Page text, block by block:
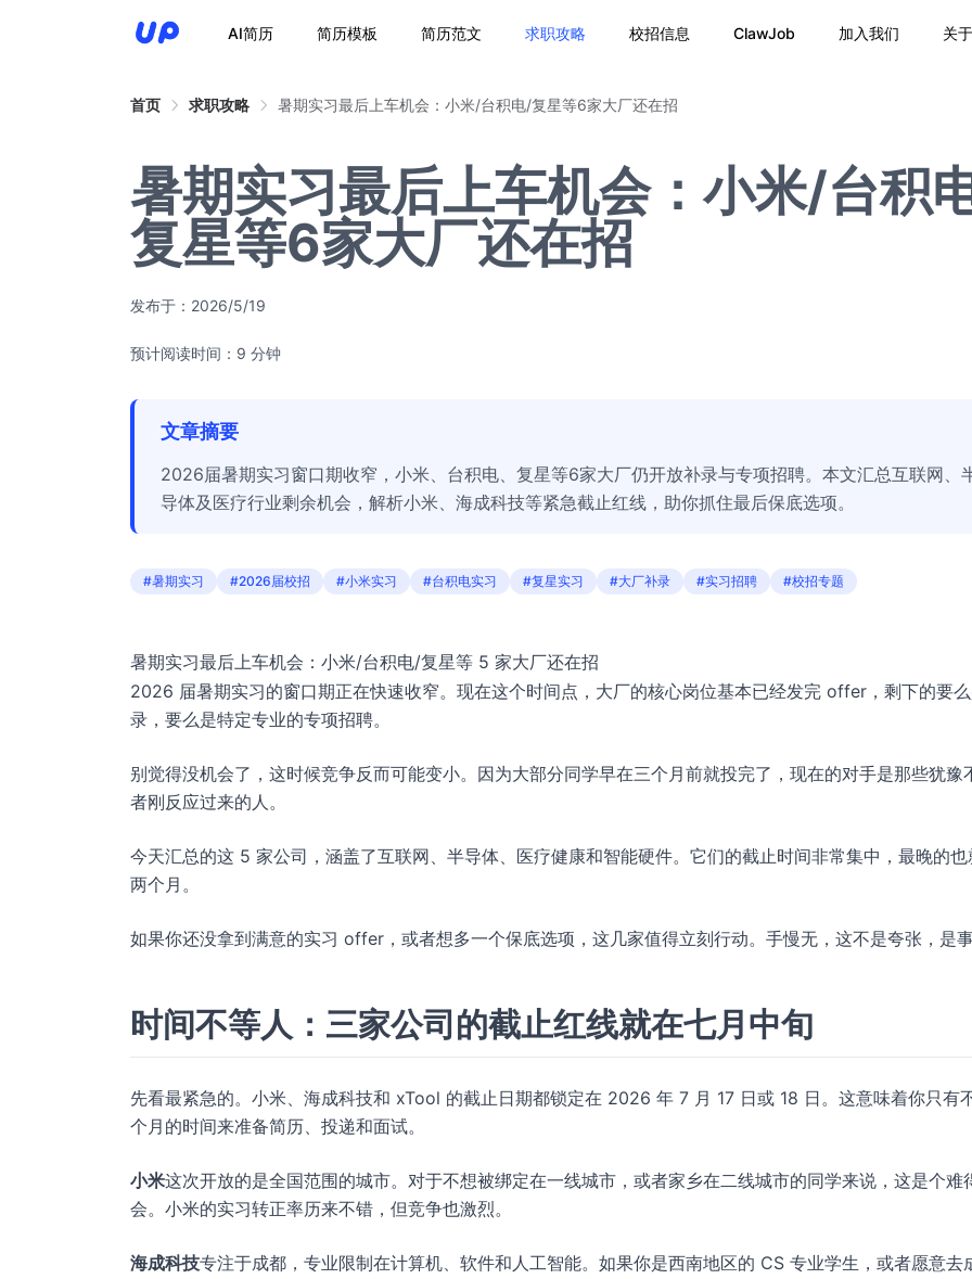
AI简历 简历模板 简历范文 求职攻略 校招信息 ClawJob 加入我们 关
首页 求职攻略 暑期实习最后上车机会：小米/台积电/复星等6家大厂还在招
暑期实习最后上车机会：小米/台积
复星等6家大厂还在招
发布于： 2026/5/19
预计阅读时间：9 分钟
文章摘要
2026届暑期实习窗口期收窄，小米、台积电、复星等6家大厂仍开放补录与专项招聘。本文汇总互联网、
导体及医疗行业剩余机会，解析小米、海成科技等紧急截止红线，助你抓住最后保底选项。
#暑期实习 #2026届校招 #小米实习 #台积电实习 #复星实习 #大厂补录 #实习招聘 #校招专题
暑期实习最后上车机会：小米/台积电/复星等 5 家大厂还在招
2026 届暑期实习的窗口期正在快速收窄。现在这个时间点，大厂的核心岗位基本已经发完 offer，剩下的要
录，要么是特定专业的专项招聘。
别觉得没机会了，这时候竞争反而可能变小。因为大部分同学早在三个月前就投完了，现在的对手是那些犹豫
者刚反应过来的人。
今天汇总的这 5 家公司，涵盖了互联网、半导体、医疗健康和智能硬件。它们的截止时间非常集中，最晚的也
两个月。
如果你还没拿到满意的实习 offer，或者想多一个保底选项，这几家值得立刻行动。手慢无，这不是夸张，是事
时间不等人：三家公司的截止红线就在七月中旬
先看最紧急的。小米、海成科技和 xTool 的截止日期都锁定在 2026 年 7 月 17 日或 18 日。这意味着你只有
个月的时间来准备简历、投递和面试。
小米这次开放的是全国范围的城市。对于不想被绑定在一线城市，或者家乡在二线城市的同学来说，这是个难
会。小米的实习转正率历来不错，但竞争也激烈。
海成科技专注于成都，专业限制在计算机、软件和人工智能。如果你是西南地区的 CS 专业学生，或者愿意去